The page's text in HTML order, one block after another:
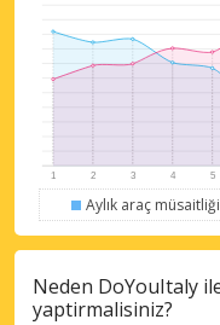
Aylık araç müsaitliği
Neden DoYouItaly
yaptirmalisiniz?